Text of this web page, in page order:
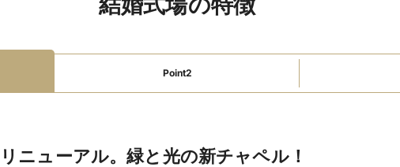
宿泊施設 紹介可能
支払方法 当日の現金払いもしくは事前
については会場までお問い合
Point2
ニューアル。緑と光の新チャペル！